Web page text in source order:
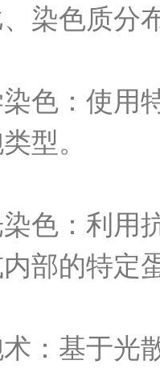
染色质分
：使用特
型。
：利用抗
部的特定
基于光散